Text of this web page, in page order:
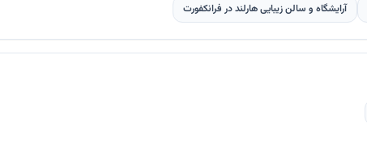
آرایشگاه و سالن زیبایی هارلند در فرانکفورت